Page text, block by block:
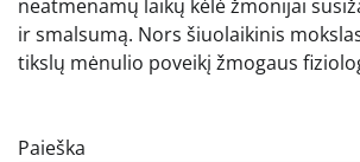
neatmenamų laikų kėlė žmonijai
ir smalsumą. Nors šiuolaikinis
tikslų mėnulio poveikį žmogaus
Paieška